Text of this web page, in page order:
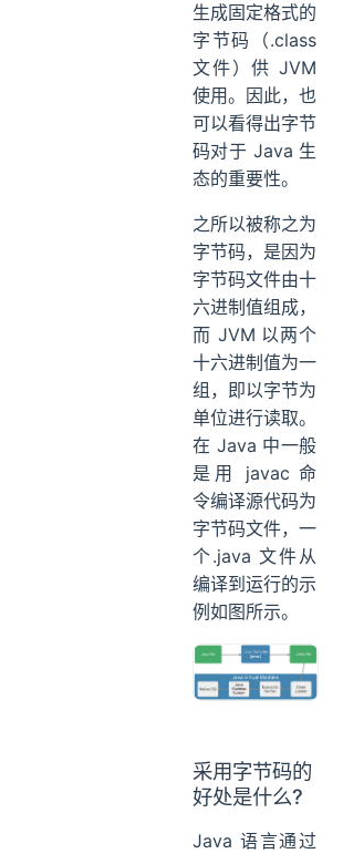
生成固定格式的
字节码（.class
文件）供 JVM
使用。因此，也
可以看得出字节
码对于 Java 生
态的重要性。
之所以被称之为
字节码，是因为
字节码文件由十
六进制值组成，
而 JVM 以两个
十六进制值为一
组，即以字节为
单位进行读取。
在 Java 中一般
是用 javac 命
令编译源代码为
字节码文件，一
个.java 文件从
编译到运行的示
例如图所示。
采用字节码的
好处是什么?
Java 语言通过